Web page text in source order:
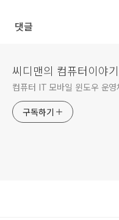
댓글
씨디맨의 컴퓨터이야기
컴퓨터 IT 모바일 윈도우 운
구독하기